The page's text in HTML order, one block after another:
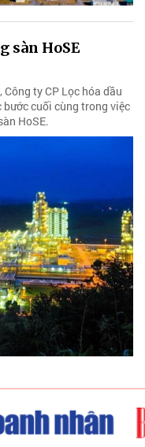
sàn HoSE
ty CP Lọc hóa dầu
bước cuối cùng trong việc
HoSE.